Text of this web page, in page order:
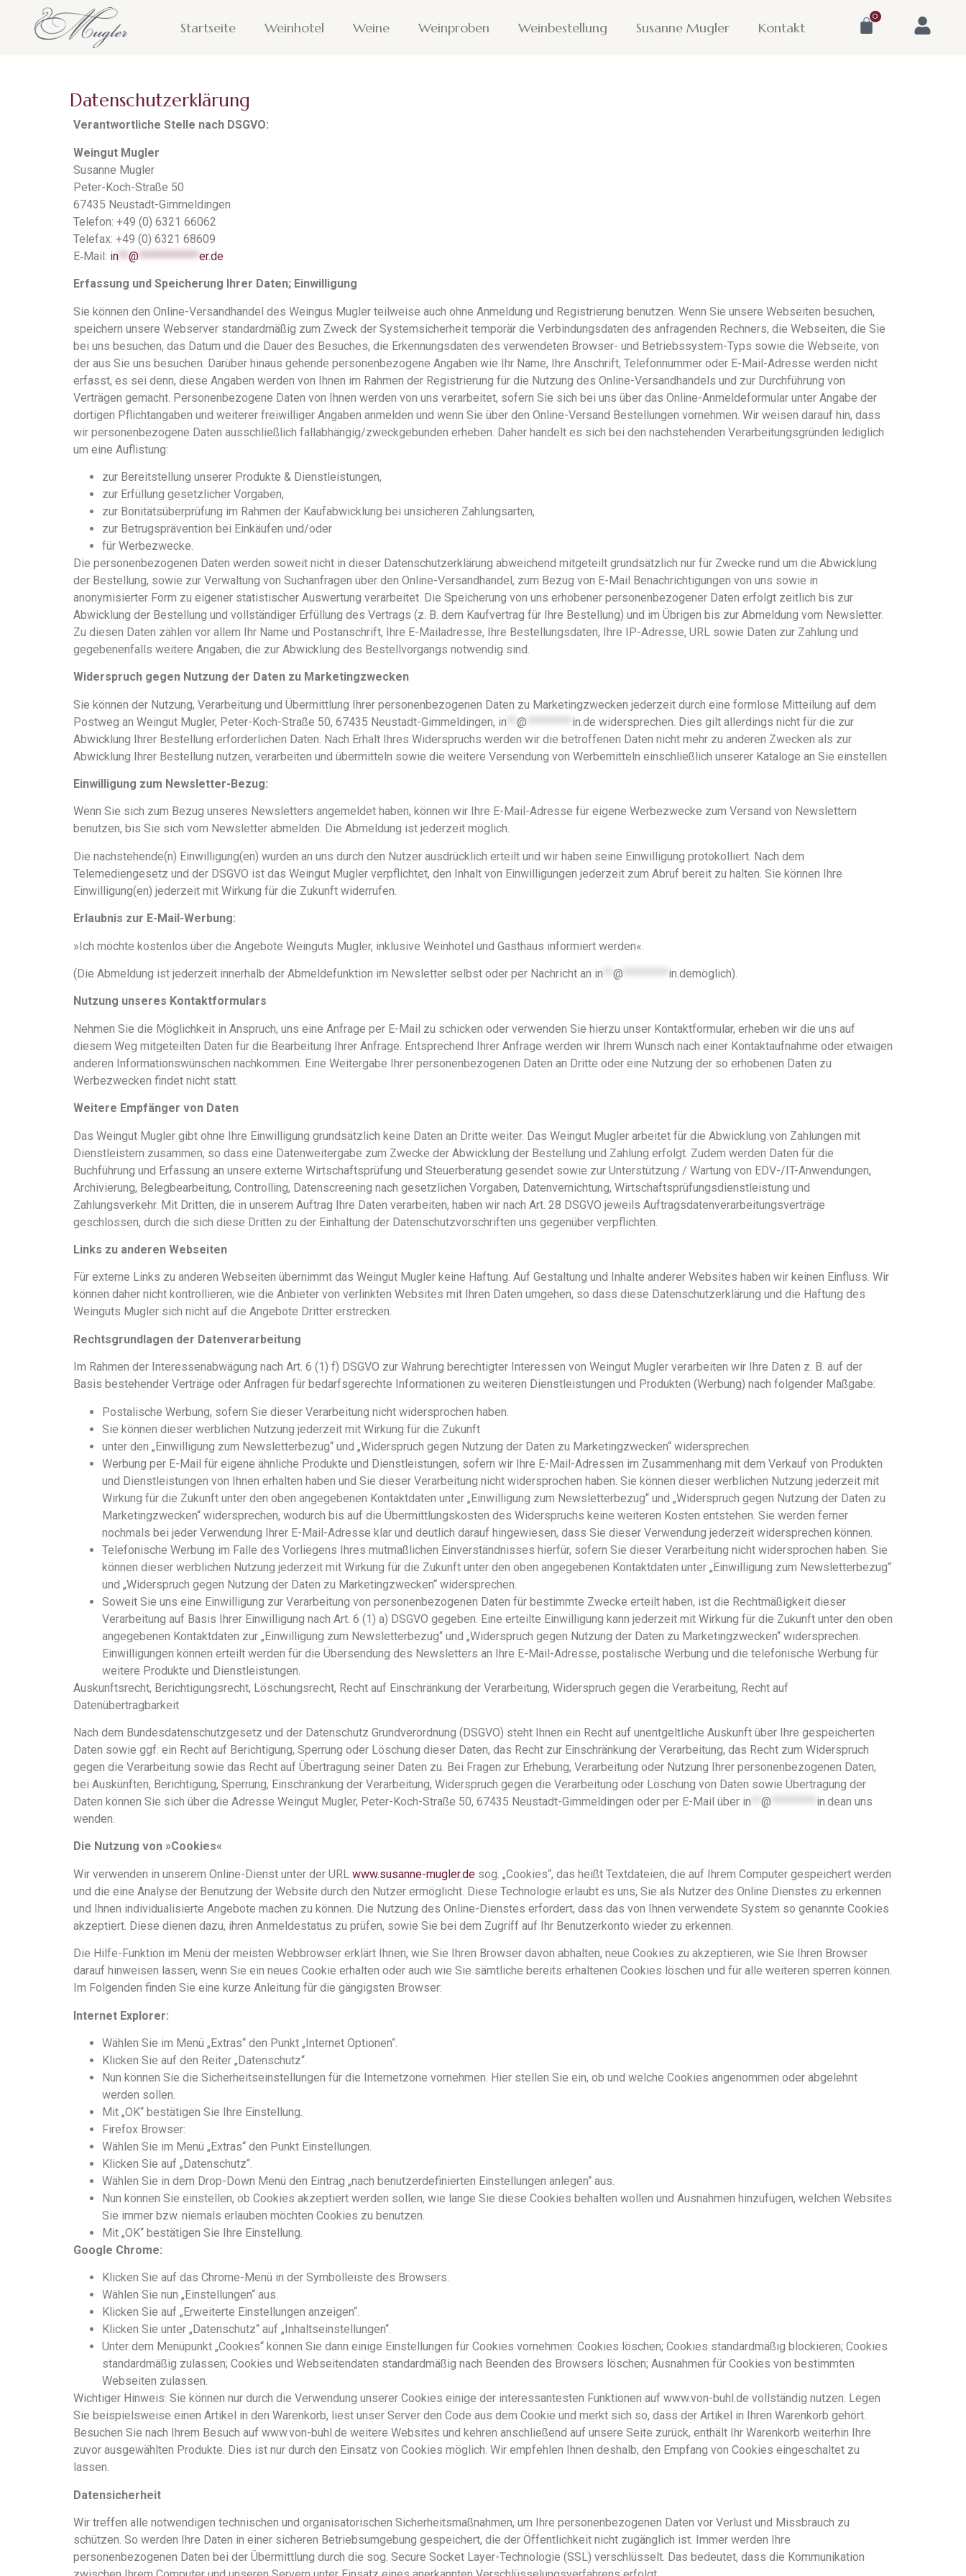
Startseite Weinhotel Weine Weinproben Weinbestellung Susanne Mugler Kontakt
0
Datenschutzerklärung
Verantwortliche Stelle nach DSGVO:
Weingut Mugler
Susanne Mugler
Peter-Koch-Straße 50
67435 Neustadt-Gimmeldingen
Telefon: +49 (0) 6321 66062
Telefax: +49 (0) 6321 68609
E‑Mail: in** @************er.de
Erfassung und Speicherung Ihrer Daten; Einwilligung
Sie können den Online-Versandhandel des Weingus Mugler teilweise auch ohne Anmeldung und Registrierung benutzen. Wenn Sie unsere Webseiten besuchen,
speichern unsere Webserver standardmäßig zum Zweck der Systemsicherheit temporär die Verbindungsdaten des anfragenden Rechners, die Webseiten, die Sie
bei uns besuchen, das Datum und die Dauer des Besuches, die Erkennungsdaten des verwendeten Browser- und Betriebssystem-Typs sowie die Webseite, von
der aus Sie uns besuchen. Darüber hinaus gehende personenbezogene Angaben wie Ihr Name, Ihre Anschrift, Telefonnummer oder E-Mail-Adresse werden nicht
erfasst, es sei denn, diese Angaben werden von Ihnen im Rahmen der Registrierung für die Nutzung des Online-Versandhandels und zur Durchführung von
Verträgen gemacht. Personenbezogene Daten von Ihnen werden von uns verarbeitet, sofern Sie sich bei uns über das Online-Anmeldeformular unter Angabe der
dortigen Pflichtangaben und weiterer freiwilliger Angaben anmelden und wenn Sie über den Online-Versand Bestellungen vornehmen. Wir weisen darauf hin, dass
wir personenbezogene Daten ausschließlich fallabhängig/zweckgebunden erheben. Daher handelt es sich bei den nachstehenden Verarbeitungsgründen lediglich
um eine Auflistung:
zur Bereitstellung unserer Produkte & Dienstleistungen,
zur Erfüllung gesetzlicher Vorgaben,
zur Bonitätsüberprüfung im Rahmen der Kaufabwicklung bei unsicheren Zahlungsarten,
zur Betrugsprävention bei Einkäufen und/oder
für Werbezwecke.
Die personenbezogenen Daten werden soweit nicht in dieser Datenschutzerklärung abweichend mitgeteilt grundsätzlich nur für Zwecke rund um die Abwicklung
der Bestellung, sowie zur Verwaltung von Suchanfragen über den Online-Versandhandel, zum Bezug von E-Mail Benachrichtigungen von uns sowie in
anonymisierter Form zu eigener statistischer Auswertung verarbeitet. Die Speicherung von uns erhobener personenbezogener Daten erfolgt zeitlich bis zur
Abwicklung der Bestellung und vollständiger Erfüllung des Vertrags (z. B. dem Kaufvertrag für Ihre Bestellung) und im Übrigen bis zur Abmeldung vom Newsletter.
Zu diesen Daten zählen vor allem Ihr Name und Postanschrift, Ihre E-Mailadresse, Ihre Bestellungsdaten, Ihre IP-Adresse, URL sowie Daten zur Zahlung und
gegebenenfalls weitere Angaben, die zur Abwicklung des Bestellvorgangs notwendig sind.
Widerspruch gegen Nutzung der Daten zu Marketingzwecken
Sie können der Nutzung, Verarbeitung und Übermittlung Ihrer personenbezogenen Daten zu Marketingzwecken jederzeit durch eine formlose Mitteilung auf dem
Postweg an Weingut Mugler, Peter-Koch-Straße 50, 67435 Neustadt-Gimmeldingen, in @ in.de widersprechen. Dies gilt allerdings nicht für die zur
Abwicklung Ihrer Bestellung erforderlichen Daten. Nach Erhalt Ihres Widerspruchs werden wir die betroffenen Daten nicht mehr zu anderen Zwecken als zur
Abwicklung Ihrer Bestellung nutzen, verarbeiten und übermitteln sowie die weitere Versendung von Werbemitteln einschließlich unserer Kataloge an Sie einstellen.
Einwilligung zum Newsletter-Bezug:
Wenn Sie sich zum Bezug unseres Newsletters angemeldet haben, können wir Ihre E-Mail-Adresse für eigene Werbezwecke zum Versand von Newslettern
benutzen, bis Sie sich vom Newsletter abmelden. Die Abmeldung ist jederzeit möglich.
Die nachstehende(n) Einwilligung(en) wurden an uns durch den Nutzer ausdrücklich erteilt und wir haben seine Einwilligung protokolliert. Nach dem
Telemediengesetz und der DSGVO ist das Weingut Mugler verpflichtet, den Inhalt von Einwilligungen jederzeit zum Abruf bereit zu halten. Sie können Ihre
Einwilligung(en) jederzeit mit Wirkung für die Zukunft widerrufen.
Erlaubnis zur E-Mail-Werbung:
»Ich möchte kostenlos über die Angebote Weinguts Mugler, inklusive Weinhotel und Gasthaus informiert werden«.
(Die Abmeldung ist jederzeit innerhalb der Abmeldefunktion im Newsletter selbst oder per Nachricht an in @ in.demöglich).
Nutzung unseres Kontaktformulars
Nehmen Sie die Möglichkeit in Anspruch, uns eine Anfrage per E-Mail zu schicken oder verwenden Sie hierzu unser Kontaktformular, erheben wir die uns auf
diesem Weg mitgeteilten Daten für die Bearbeitung Ihrer Anfrage. Entsprechend Ihrer Anfrage werden wir Ihrem Wunsch nach einer Kontaktaufnahme oder etwaigen
anderen Informationswünschen nachkommen. Eine Weitergabe Ihrer personenbezogenen Daten an Dritte oder eine Nutzung der so erhobenen Daten zu
Werbezwecken findet nicht statt.
Weitere Empfänger von Daten
Das Weingut Mugler gibt ohne Ihre Einwilligung grundsätzlich keine Daten an Dritte weiter. Das Weingut Mugler arbeitet für die Abwicklung von Zahlungen mit
Dienstleistern zusammen, so dass eine Datenweitergabe zum Zwecke der Abwicklung der Bestellung und Zahlung erfolgt. Zudem werden Daten für die
Buchführung und Erfassung an unsere externe Wirtschaftsprüfung und Steuerberatung gesendet sowie zur Unterstützung / Wartung von EDV-/IT-Anwendungen,
Archivierung, Belegbearbeitung, Controlling, Datenscreening nach gesetzlichen Vorgaben, Datenvernichtung, Wirtschaftsprüfungsdienstleistung und
Zahlungsverkehr. Mit Dritten, die in unserem Auftrag Ihre Daten verarbeiten, haben wir nach Art. 28 DSGVO jeweils Auftragsdatenverarbeitungsverträge
geschlossen, durch die sich diese Dritten zu der Einhaltung der Datenschutzvorschriften uns gegenüber verpflichten.
Links zu anderen Webseiten
Für externe Links zu anderen Webseiten übernimmt das Weingut Mugler keine Haftung. Auf Gestaltung und Inhalte anderer Websites haben wir keinen Einfluss. Wir
können daher nicht kontrollieren, wie die Anbieter von verlinkten Websites mit Ihren Daten umgehen, so dass diese Datenschutzerklärung und die Haftung des
Weinguts Mugler sich nicht auf die Angebote Dritter erstrecken.
Rechtsgrundlagen der Datenverarbeitung
Im Rahmen der Interessenabwägung nach Art. 6 (1) f) DSGVO zur Wahrung berechtigter Interessen von Weingut Mugler verarbeiten wir Ihre Daten z. B. auf der
Basis bestehender Verträge oder Anfragen für bedarfsgerechte Informationen zu weiteren Dienstleistungen und Produkten (Werbung) nach folgender Maßgabe:
Postalische Werbung, sofern Sie dieser Verarbeitung nicht widersprochen haben.
Sie können dieser werblichen Nutzung jederzeit mit Wirkung für die Zukunft
unter den „Einwilligung zum Newsletterbezug“ und „Widerspruch gegen Nutzung der Daten zu Marketingzwecken“ widersprechen.
Werbung per E-Mail für eigene ähnliche Produkte und Dienstleistungen, sofern wir Ihre E-Mail-Adressen im Zusammenhang mit dem Verkauf von Produkten
und Dienstleistungen von Ihnen erhalten haben und Sie dieser Verarbeitung nicht widersprochen haben. Sie können dieser werblichen Nutzung jederzeit mit
Wirkung für die Zukunft unter den oben angegebenen Kontaktdaten unter „Einwilligung zum Newsletterbezug“ und „Widerspruch gegen Nutzung der Daten zu
Marketingzwecken“ widersprechen, wodurch bis auf die Übermittlungskosten des Widerspruchs keine weiteren Kosten entstehen. Sie werden ferner
nochmals bei jeder Verwendung Ihrer E-Mail-Adresse klar und deutlich darauf hingewiesen, dass Sie dieser Verwendung jederzeit widersprechen können.
Telefonische Werbung im Falle des Vorliegens Ihres mutmaßlichen Einverständnisses hierfür, sofern Sie dieser Verarbeitung nicht widersprochen haben. Sie
können dieser werblichen Nutzung jederzeit mit Wirkung für die Zukunft unter den oben angegebenen Kontaktdaten unter „Einwilligung zum Newsletterbezug“
und „Widerspruch gegen Nutzung der Daten zu Marketingzwecken“ widersprechen.
Soweit Sie uns eine Einwilligung zur Verarbeitung von personenbezogenen Daten für bestimmte Zwecke erteilt haben, ist die Rechtmäßigkeit dieser
Verarbeitung auf Basis Ihrer Einwilligung nach Art. 6 (1) a) DSGVO gegeben. Eine erteilte Einwilligung kann jederzeit mit Wirkung für die Zukunft unter den oben
angegebenen Kontaktdaten zur „Einwilligung zum Newsletterbezug“ und „Widerspruch gegen Nutzung der Daten zu Marketingzwecken“ widersprechen.
Einwilligungen können erteilt werden für die Übersendung des Newsletters an Ihre E-Mail-Adresse, postalische Werbung und die telefonische Werbung für
weitere Produkte und Dienstleistungen.
Auskunftsrecht, Berichtigungsrecht, Löschungsrecht, Recht auf Einschränkung der Verarbeitung, Widerspruch gegen die Verarbeitung, Recht auf
Datenübertragbarkeit
Nach dem Bundesdatenschutzgesetz und der Datenschutz Grundverordnung (DSGVO) steht Ihnen ein Recht auf unentgeltliche Auskunft über Ihre gespeicherten
Daten sowie ggf. ein Recht auf Berichtigung, Sperrung oder Löschung dieser Daten, das Recht zur Einschränkung der Verarbeitung, das Recht zum Widerspruch
gegen die Verarbeitung sowie das Recht auf Übertragung seiner Daten zu. Bei Fragen zur Erhebung, Verarbeitung oder Nutzung Ihrer personenbezogenen Daten,
bei Auskünften, Berichtigung, Sperrung, Einschränkung der Verarbeitung, Widerspruch gegen die Verarbeitung oder Löschung von Daten sowie Übertragung der
Daten können Sie sich über die Adresse Weingut Mugler, Peter-Koch-Straße 50, 67435 Neustadt-Gimmeldingen oder per E-Mail über in @ in.dean uns
wenden.
Die Nutzung von »Cookies«
Wir verwenden in unserem Online-Dienst unter der URL www.susanne-mugler.de sog. „Cookies“, das heißt Textdateien, die auf Ihrem Computer gespeichert werden
und die eine Analyse der Benutzung der Website durch den Nutzer ermöglicht. Diese Technologie erlaubt es uns, Sie als Nutzer des Online Dienstes zu erkennen
und Ihnen individualisierte Angebote machen zu können. Die Nutzung des Online-Dienstes erfordert, dass das von Ihnen verwendete System so genannte Cookies
akzeptiert. Diese dienen dazu, ihren Anmeldestatus zu prüfen, sowie Sie bei dem Zugriff auf Ihr Benutzerkonto wieder zu erkennen.
Die Hilfe-Funktion im Menü der meisten Webbrowser erklärt Ihnen, wie Sie Ihren Browser davon abhalten, neue Cookies zu akzeptieren, wie Sie Ihren Browser
darauf hinweisen lassen, wenn Sie ein neues Cookie erhalten oder auch wie Sie sämtliche bereits erhaltenen Cookies löschen und für alle weiteren sperren können.
Im Folgenden finden Sie eine kurze Anleitung für die gängigsten Browser:
Internet Explorer:
Wählen Sie im Menü „Extras“ den Punkt „Internet Optionen“.
Klicken Sie auf den Reiter „Datenschutz“.
Nun können Sie die Sicherheitseinstellungen für die Internetzone vornehmen. Hier stellen Sie ein, ob und welche Cookies angenommen oder abgelehnt
werden sollen.
Mit „OK“ bestätigen Sie Ihre Einstellung.
Firefox Browser:
Wählen Sie im Menü „Extras“ den Punkt Einstellungen.
Klicken Sie auf „Datenschutz“.
Wählen Sie in dem Drop-Down Menü den Eintrag „nach benutzerdefinierten Einstellungen anlegen“ aus.
Nun können Sie einstellen, ob Cookies akzeptiert werden sollen, wie lange Sie diese Cookies behalten wollen und Ausnahmen hinzufügen, welchen Websites
Sie immer bzw. niemals erlauben möchten Cookies zu benutzen.
Mit „OK“ bestätigen Sie Ihre Einstellung.
Google Chrome:
Klicken Sie auf das Chrome-Menü in der Symbolleiste des Browsers.
Wählen Sie nun „Einstellungen“ aus.
Klicken Sie auf „Erweiterte Einstellungen anzeigen“.
Klicken Sie unter „Datenschutz“ auf „Inhaltseinstellungen“.
Unter dem Menüpunkt „Cookies“ können Sie dann einige Einstellungen für Cookies vornehmen: Cookies löschen; Cookies standardmäßig blockieren; Cookies
standardmäßig zulassen; Cookies und Webseitendaten standardmäßig nach Beenden des Browsers löschen; Ausnahmen für Cookies von bestimmten
Webseiten zulassen.
Wichtiger Hinweis: Sie können nur durch die Verwendung unserer Cookies einige der interessantesten Funktionen auf www.von-buhl.de vollständig nutzen. Legen
Sie beispielsweise einen Artikel in den Warenkorb, liest unser Server den Code aus dem Cookie und merkt sich so, dass der Artikel in Ihren Warenkorb gehört.
Besuchen Sie nach Ihrem Besuch auf www.von-buhl.de weitere Websites und kehren anschließend auf unsere Seite zurück, enthält Ihr Warenkorb weiterhin Ihre
zuvor ausgewählten Produkte. Dies ist nur durch den Einsatz von Cookies möglich. Wir empfehlen Ihnen deshalb, den Empfang von Cookies eingeschaltet zu
lassen.
Datensicherheit
Wir treffen alle notwendigen technischen und organisatorischen Sicherheitsmaßnahmen, um Ihre personenbezogenen Daten vor Verlust und Missbrauch zu
schützen. So werden Ihre Daten in einer sicheren Betriebsumgebung gespeichert, die der Öffentlichkeit nicht zugänglich ist. Immer werden Ihre
personenbezogenen Daten bei der Übermittlung durch die sog. Secure Socket Layer-Technologie (SSL) verschlüsselt. Das bedeutet, dass die Kommunikation